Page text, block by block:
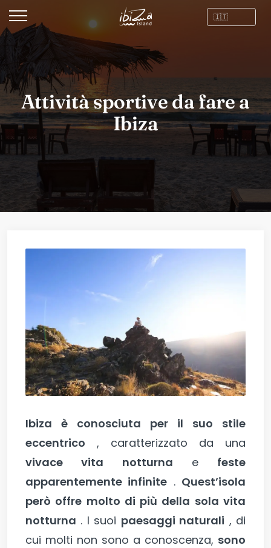
Attività sportive da fare a
Ibiza
Ibiza è conosciuta per il suo stile
eccentrico , caratterizzato da una
vivace vita notturna e feste
apparentemente infinite . Quest’isola
però offre molto di più della sola vita
notturna . I suoi paesaggi naturali , di
cui molti non sono a conoscenza, sono